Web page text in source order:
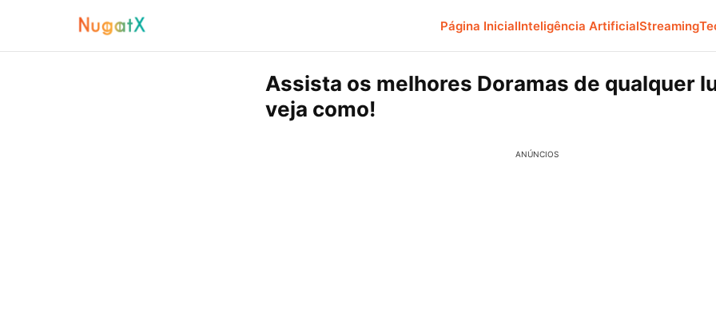
Página InicialInteligência ArtificialStreaming
Assista os melhores Doramas de qualquer
veja como!
ANÚNCIOS